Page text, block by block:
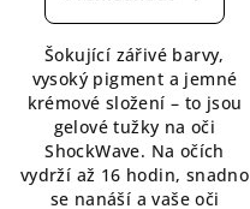
z
5
hvězdiček.
Šokující zářivé barvy,
vysoký pigment a jemné
krémové složení – to jsou
gelové tužky na oči
ShockWave. Na očích
vydrží až 16 hodin, snadno
se nanáší a vaše oči